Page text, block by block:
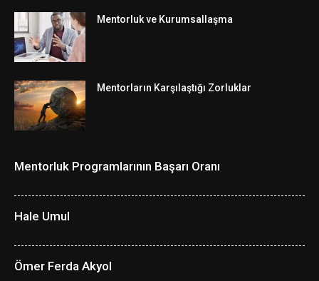
Mentorluk ve Kurumsallaşma
Mentorların Karşılaştığı Zorluklar
Mentorluk Programlarının Başarı Oranı
Hale Umul
Ömer Ferda Akyol